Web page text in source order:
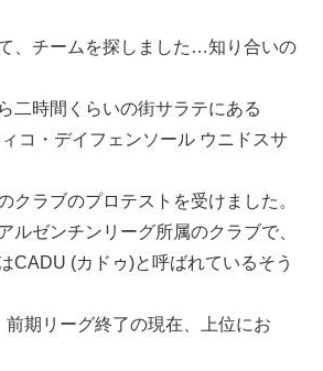
、チームを探しました…知り合いの
二時間くらいの街サラテにある
ィコ・デイフェンソール ウニドスサ
クラブのプロテストを受けました。
ルゼンチンリーグ所属のクラブで、
CADU (カドゥ)と呼ばれているそう
期リーグ終了の現在、上位にお